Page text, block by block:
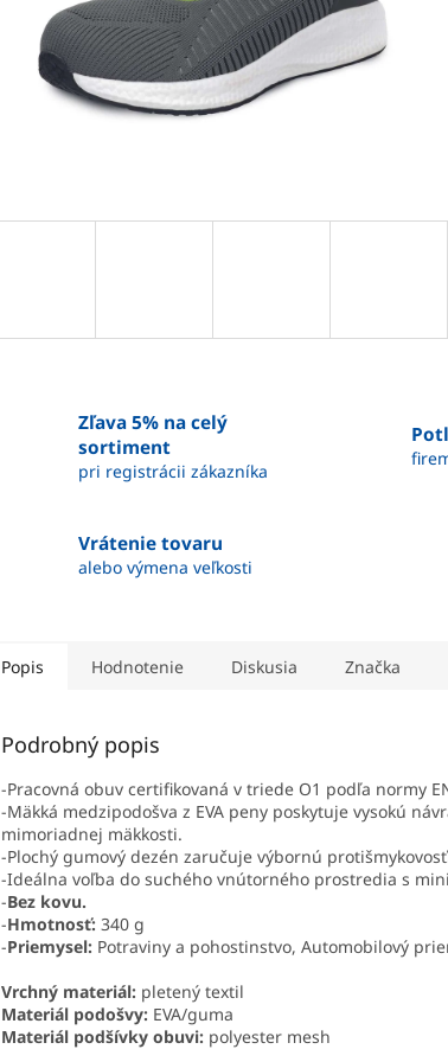
Zľava 5% na celý
sortiment
pri registrácii zákazníka
Vrátenie tovaru
alebo výmena veľkosti
Popis Hodnotenie Diskusia Značka
Podrobný popis
-Pracovná obuv certifikovaná v triede O1 podľa normy
-Mäkká medzipodošva z EVA peny poskytuje vysokú
mimoriadnej mäkkosti.
-Plochý gumový dezén zaručuje výbornú
-Ideálna voľba do suchého vnútorného prostredia s
-Bez kovu.
-Hmotnosť: 340 g
-Priemysel: Potraviny a pohostinstvo, Automobilový
Vrchný materiál: pletený textil
Materiál podošvy: EVA/guma
Materiál podšívky obuvi: polyester mesh